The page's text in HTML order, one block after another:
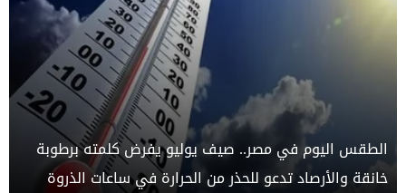
الطقس اليوم في مصر.. صيف يوليو يفرض كلمته برطوبة
خانقة والأرصاد تدعو للحذر من الحرارة في ساعات الذروة